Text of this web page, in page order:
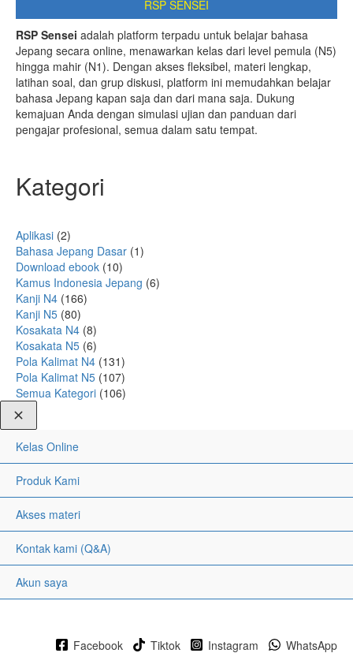
RSP SENSEI
RSP Sensei adalah platform terpadu untuk belajar bahasa
Jepang secara online, menawarkan kelas dari level pemula (N5)
hingga mahir (N1). Dengan akses fleksibel, materi lengkap,
latihan soal, dan grup diskusi, platform ini memudahkan belajar
bahasa Jepang kapan saja dan dari mana saja. Dukung
kemajuan Anda dengan simulasi ujian dan panduan dari
pengajar profesional, semua dalam satu tempat.
Kategori
Aplikasi (2)
Bahasa Jepang Dasar (1)
Download ebook (10)
Kamus Indonesia Jepang (6)
Kanji N4 (166)
Kanji N5 (80)
Kosakata N4 (8)
Kosakata N5 (6)
Pola Kalimat N4 (131)
Pola Kalimat N5 (107)
Semua Kategori (106)
Kelas Online
Produk Kami
Akses materi
Kontak kami (Q&A)
Akun saya
Facebook Tiktok Instagram WhatsApp